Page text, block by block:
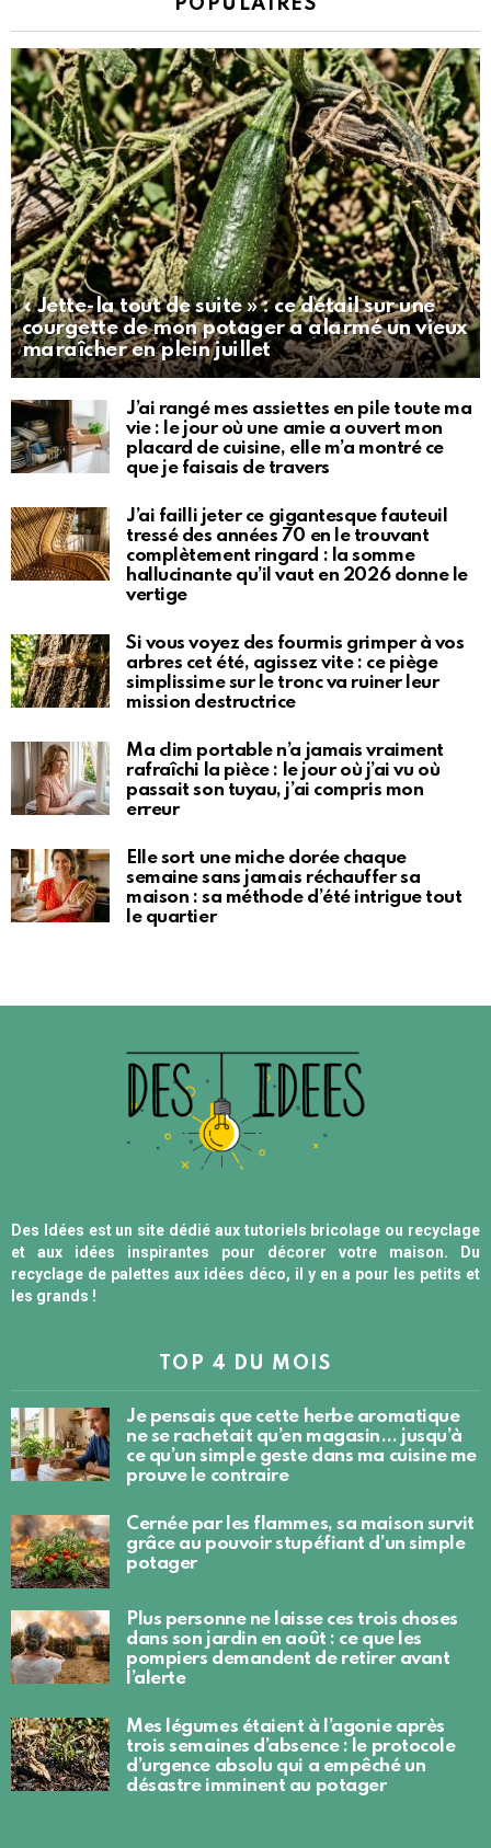
POPULAIRES
« Jette-la tout de suite » : ce détail sur une
courgette de mon potager a alarmé un vieux
maraîcher en plein juillet
J’ai rangé mes assiettes en pile toute ma
vie : le jour où une amie a ouvert mon
placard de cuisine, elle m’a montré ce
que je faisais de travers
J’ai failli jeter ce gigantesque fauteuil
tressé des années 70 en le trouvant
complètement ringard : la somme
hallucinante qu’il vaut en 2026 donne le
vertige
Si vous voyez des fourmis grimper à vos
arbres cet été, agissez vite : ce piège
simplissime sur le tronc va ruiner leur
mission destructrice
Ma clim portable n’a jamais vraiment
rafraîchi la pièce : le jour où j’ai vu où
passait son tuyau, j’ai compris mon
erreur
Elle sort une miche dorée chaque
semaine sans jamais réchauffer sa
maison : sa méthode d’été intrigue tout
le quartier
Des Idées est un site dédié aux tutoriels bricolage ou recyclage
et aux idées inspirantes pour décorer votre maison. Du
recyclage de palettes aux idées déco, il y en a pour les petits et
les grands !
TOP 4 DU MOIS
Je pensais que cette herbe aromatique
ne se rachetait qu’en magasin… jusqu’à
ce qu’un simple geste dans ma cuisine me
prouve le contraire
Cernée par les flammes, sa maison survit
grâce au pouvoir stupéfiant d’un simple
potager
Plus personne ne laisse ces trois choses
dans son jardin en août : ce que les
pompiers demandent de retirer avant
l’alerte
Mes légumes étaient à l’agonie après
trois semaines d’absence : le protocole
d’urgence absolu qui a empêché un
désastre imminent au potager